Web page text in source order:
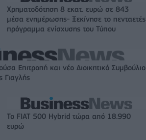
Χρηματοδότηση 8 εκατ. ευρώ σε 843
μέσα ενημέρωσης- Ξεκίνησε το πενταετές
πρόγραμμα ενίσχυσης του Τύπου
Επιτροπή και νέο Διοικητικό Συμβούλιο
Γιαγλής
Το FIAT 500 Hybrid τώρα από 18.990
ευρώ